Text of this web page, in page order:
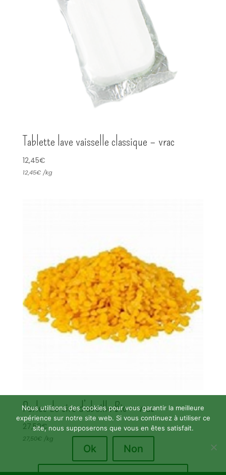
Tablette lave vaisselle classique – vrac
12,45€
12,45€ /kg
Perles de cire d’abeille Bio – vrac
27,50€
27,50€ /kg
Nous utilisons des cookies pour vous garantir la meilleure
expérience sur notre site web. Si vous continuez à utiliser ce
site, nous supposerons que vous en êtes satisfait.
Ok Non